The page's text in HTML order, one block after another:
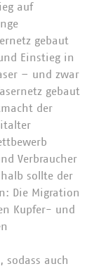
auf
gebaut
Einstieg in
– und zwar
gebaut
der
Verbraucher
sollte der
Die Migration
Kupfer- und
sodass auch